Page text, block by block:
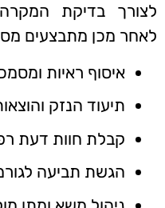
לצורך בדיקת
לאחר מכן מתבצעים
איסוף ראיות
תיעוד הנזק
קבלת חוות דעת
הגשת תביעה